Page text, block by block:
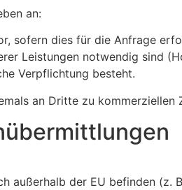
an:
sofern dies für die Anfrage
Leistungen notwendig sind
Verpflichtung besteht.
an Dritte zu
außerhalb der EU befinden (z.